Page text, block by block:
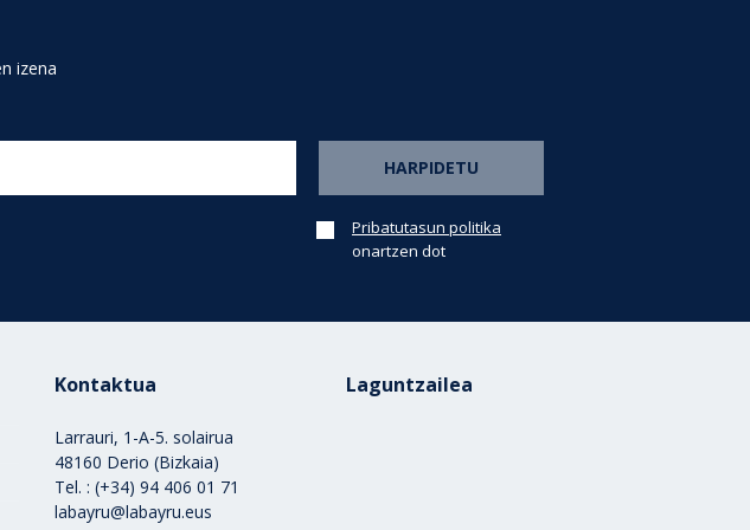
izena
Pribatutasun politika
onartzen dot
Kontaktua
Larrauri, 1-A-5. solairua
48160 Derio (Bizkaia)
Tel. : (+34) 94 406 01 71
labayru@labayru.eus
Laguntzailea